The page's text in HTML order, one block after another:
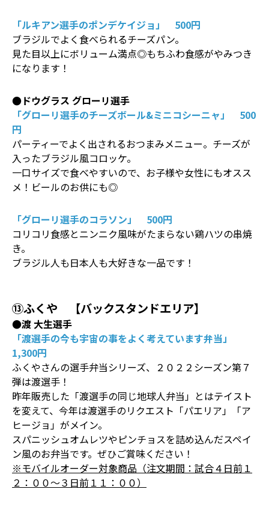
「ルキアン選手のポンデケイジョ」 500円
ブラジルでよく食べられるチーズパン。
見た目以上にボリューム満点◎もちふわ食感がやみつき
になります！
●ドウグラス グローリ選手
「グローリ選手のチーズボール&ミニコシーニャ」 500
円
パーティーでよく出されるおつまみメニュー。チーズが
入ったブラジル風コロッケ。
一口サイズで食べやすいので、お子様や女性にもオスス
メ！ビールのお供にも◎
「グローリ選手のコラソン」 500円
コリコリ食感とニンニク風味がたまらない鶏ハツの串焼
き。
ブラジル人も日本人も大好きな一品です！
⑬ふくや 【バックスタンドエリア】
●渡 大生選手
「渡選手の今も宇宙の事をよく考えています弁当」
1,300円
ふくやさんの選手弁当シリーズ、２０２２シーズン第７
弾は渡選手！
昨年販売した「渡選手の同じ地球人弁当」とはテイスト
を変えて、今年は渡選手のリクエスト「パエリア」「ア
ヒージョ」がメイン。
スパニッシュオムレツやピンチョスを詰め込んだスペイ
ン風のお弁当です。ぜひご賞味ください！
※モバイルオーダー対象商品（注文期間：試合４日前１
２：００～３日前１１：００）